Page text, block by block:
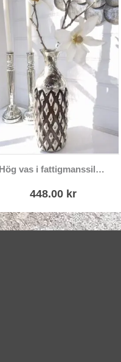
Hög vas i fattigmanssilver med brun dekor
448.00 kr